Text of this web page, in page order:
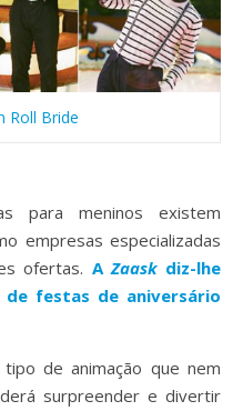
Roll Bride
para meninos existem
empresas especializadas
ofertas. AZaaskdiz-lhe
de festas de aniversário
de animação que nem
surpreender e divertir